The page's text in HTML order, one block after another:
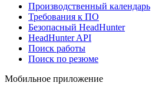
Производственный календарь
Требования к ПО
Безопасный HeadHunter
HeadHunter API
Поиск работы
Поиск по резюме
Мобильное приложение